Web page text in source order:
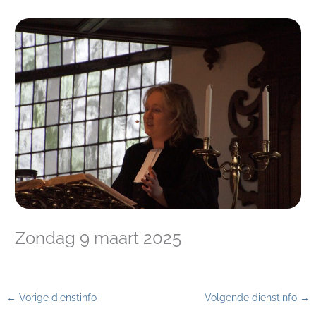
Zondag 9 maart 2025
← Vorige dienstinfo Volgende dienstinfo →